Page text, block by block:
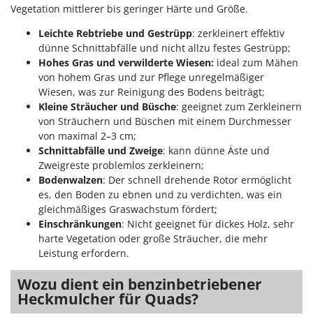
Spiralmac
Spring Protezione
Spyro
Stanley
Stiga
Stocker
Sunseeker
Tecla
TecnoGen
Tellarini Pompe
Telwin
Tenco
Tineco
Titania
Vegetation mittlerer bis geringer Härte und Größe.
Leichte Rebtriebe und Gestrüpp: zerkleinert effektiv
dünne Schnittabfälle und nicht allzu festes Gestrüpp;
Hohes Gras und verwilderte Wiesen: ideal zum Mähen
von hohem Gras und zur Pflege unregelmäßiger
Wiesen, was zur Reinigung des Bodens beiträgt;
Kleine Sträucher und Büsche: geeignet zum Zerkleinern
von Sträuchern und Büschen mit einem Durchmesser
von maximal 2–3 cm;
Schnittabfälle und Zweige: kann dünne Äste und
Zweigreste problemlos zerkleinern;
Bodenwalzen: Der schnell drehende Rotor ermöglicht
es, den Boden zu ebnen und zu verdichten, was ein
gleichmäßiges Graswachstum fördert;
Einschränkungen: Nicht geeignet für dickes Holz, sehr
harte Vegetation oder große Sträucher, die mehr
Leistung erfordern.
Wozu dient ein benzinbetriebener
Heckmulcher für Quads?